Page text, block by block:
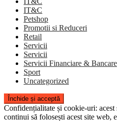
IT&C
Petshop
Promotii si Reduceri
Retail
Servicii
Servicii
Servicii Financiare & Bancare
Sport
Uncategorized
Confidențialitate și cookie-uri:
continui să folosești acest site web,